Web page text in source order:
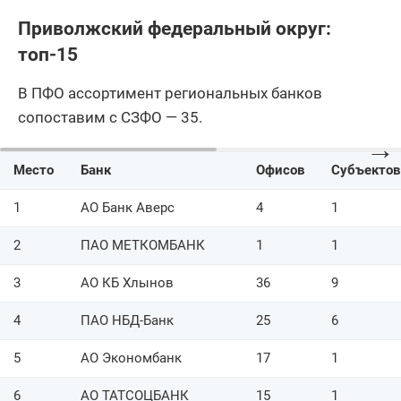
88
89 ООО ЗЕМКОМБАНК
АО БАНК Ермак
2
Банк Пермь (АО)
АО комбанк Арзамас
ООО АЛТЫНБАНК
ООО Банк Саратов
АО КБ Приобье
ООО Примтеркомбанк
Приволжский федеральный округ:
топ-15
В ПФО ассортимент региональных банков
сопоставим с СЗФО — 35.
→
Место Банк Офисов
1 АО Банк Аверс 4 1
2 ПАО МЕТКОМБАНК 1 1
3 АО КБ Хлынов 36 9
4 ПАО НБД-Банк 25 6
5 АО Экономбанк 17 1
6 АО ТАТСОЦБАНК 15 1